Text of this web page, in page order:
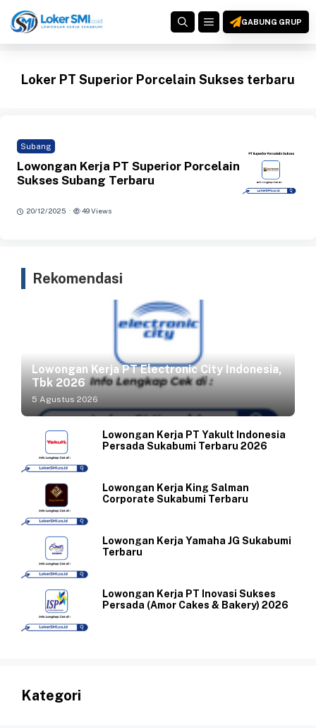
ke
MENUGABUNG GRUP
Loker PT Superior Porcelain Sukses terbaru
Subang
Lowongan Kerja PT Superior Porcelain
Sukses Subang Terbaru
20/12/2025 · 49 Views
Rekomendasi
Lowongan Kerja PT Electronic City Indonesia,
Tbk 2026
5 Agustus 2026
Lowongan Kerja PT Yakult Indonesia
Persada Sukabumi Terbaru 2026
Lowongan Kerja King Salman
Corporate Sukabumi Terbaru
Lowongan Kerja Yamaha JG Sukabumi
Terbaru
Lowongan Kerja PT Inovasi Sukses
Persada (Amor Cakes & Bakery) 2026
Kategori